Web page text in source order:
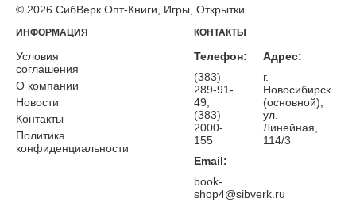
© 2026 СибВерк Опт-Книги, Игры, Открытки
ИНФОРМАЦИЯ
Условия
соглашения
О компании
Новости
Контакты
Политика
конфиденциальности
КОНТАКТЫ
Телефон:
(383)
289-91-
49,
(383)
2000-
155
Email:
book-
shop4@sibverk.ru
Адрес:
г.
Новосибирск
(основной),
ул.
Линейная,
114/3